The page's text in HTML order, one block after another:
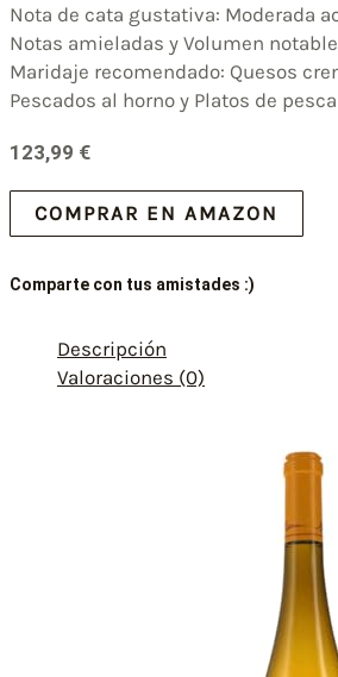
Nota de cata gustativa: Moderada
Notas amieladas y Volumen notable
Maridaje recomendado: Quesos
Pescados al horno y Platos de
123,99 €
COMPRAR EN AMAZON
Comparte con tus amistades :)
Descripción
Valoraciones (0)